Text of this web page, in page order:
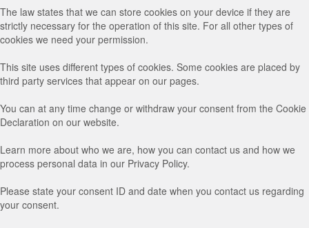
The law states that we can store cookies on your device if they are
strictly necessary for the operation of this site. For all other types of
cookies we need your permission.
This site uses different types of cookies. Some cookies are placed by
third party services that appear on our pages.
You can at any time change or withdraw your consent from the Cookie
Declaration on our website.
Learn more about who we are, how you can contact us and how we
process personal data in our Privacy Policy.
Please state your consent ID and date when you contact us regarding
your consent.